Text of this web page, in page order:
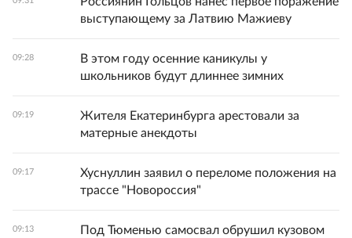
выступающему за Латвию Мажиеву
09:28
В этом году осенние каникулы у
школьников будут длиннее зимних
09:19
Жителя Екатеринбурга арестовали за
матерные анекдоты
09:17
Хуснуллин заявил о переломе положения на
трассе "Новороссия"
09:13
Под Тюменью самосвал обрушил кузовом